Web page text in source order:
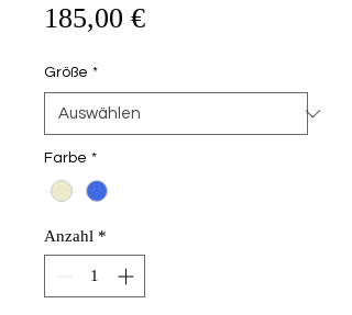
185,00 €Preis
Größe *
Farbe *
Anzahl *